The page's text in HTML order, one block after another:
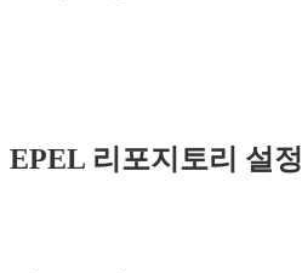
EPEL 리포지토리 설정